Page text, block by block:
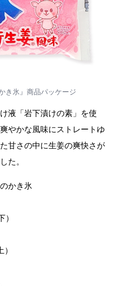
き氷』商品パッケージ
液「岩下漬けの素」を使
やかな風味にストレートゆ
甘さの中に生姜の爽快さが
た。
かき氷